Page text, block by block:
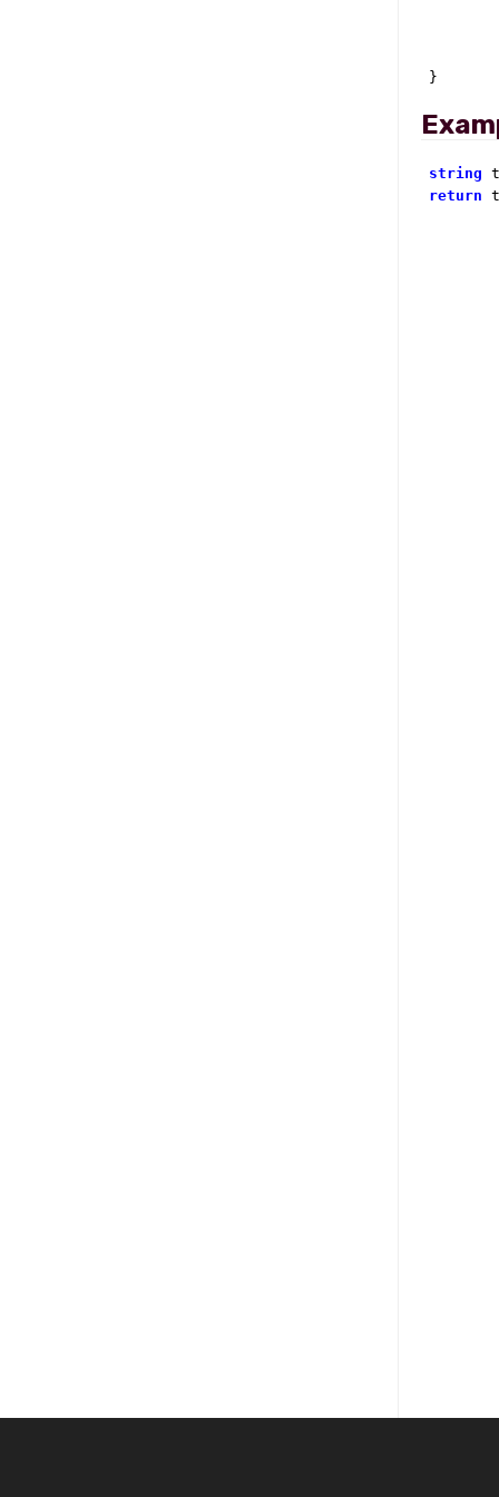
}
string
return